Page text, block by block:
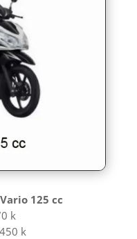
125 cc
k
k